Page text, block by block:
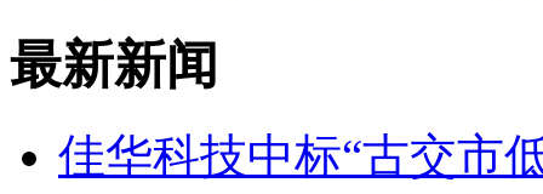
最新新闻
佳华科技中标“古交市